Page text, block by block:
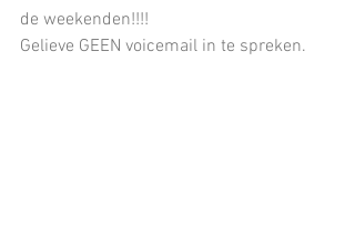
de weekenden!!!!
Gelieve GEEN voicemail in te spreken.